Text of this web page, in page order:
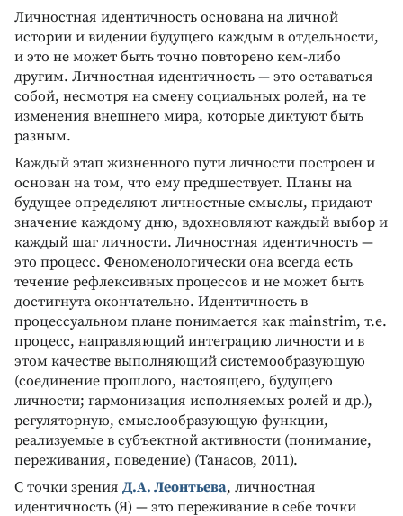
Личностная идентичность основана на личной
истории и видении будущего каждым в отдельности,
и это не может быть точно повторено кем-либо
другим. Личностная идентичность — это оставаться
собой, несмотря на смену социальных ролей, на те
изменения внешнего мира, которые диктуют быть
разным.
Каждый этап жизненного пути личности построен и
основан на том, что ему предшествует. Планы на
будущее определяют личностные смыслы, придают
значение каждому дню, вдохновляют каждый выбор и
каждый шаг личности. Личностная идентичность —
это процесс. Феноменологически она всегда есть
течение рефлексивных процессов и не может быть
достигнута окончательно. Идентичность в
процессуальном плане понимается как mainstrim, т.е.
процесс, направляющий интеграцию личности и в
этом качестве выполняющий системообразующую
(соединение прошлого, настоящего, будущего
личности; гармонизация исполняемых ролей и др.),
регуляторную, смыслообразующую функции,
реализуемые в субъектной активности (понимание,
переживания, поведение) (Танасов, 2011).
С точки зрения Д.А. Леонтьева, личностная
идентичность (Я) — это переживание в себе точки